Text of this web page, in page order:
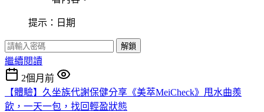
提示：日期
解鎖
繼續閱讀
2個月前
【體驗】久坐族代謝保健分享《美萃MeiCheck》甩水曲羨
飲，一天一包，找回輕盈狀態